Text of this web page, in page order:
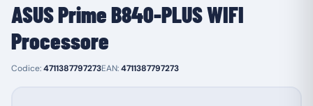
ASUS Prime B840-PLUS WIFI
Processore
Codice:4711387797273EAN:4711387797273